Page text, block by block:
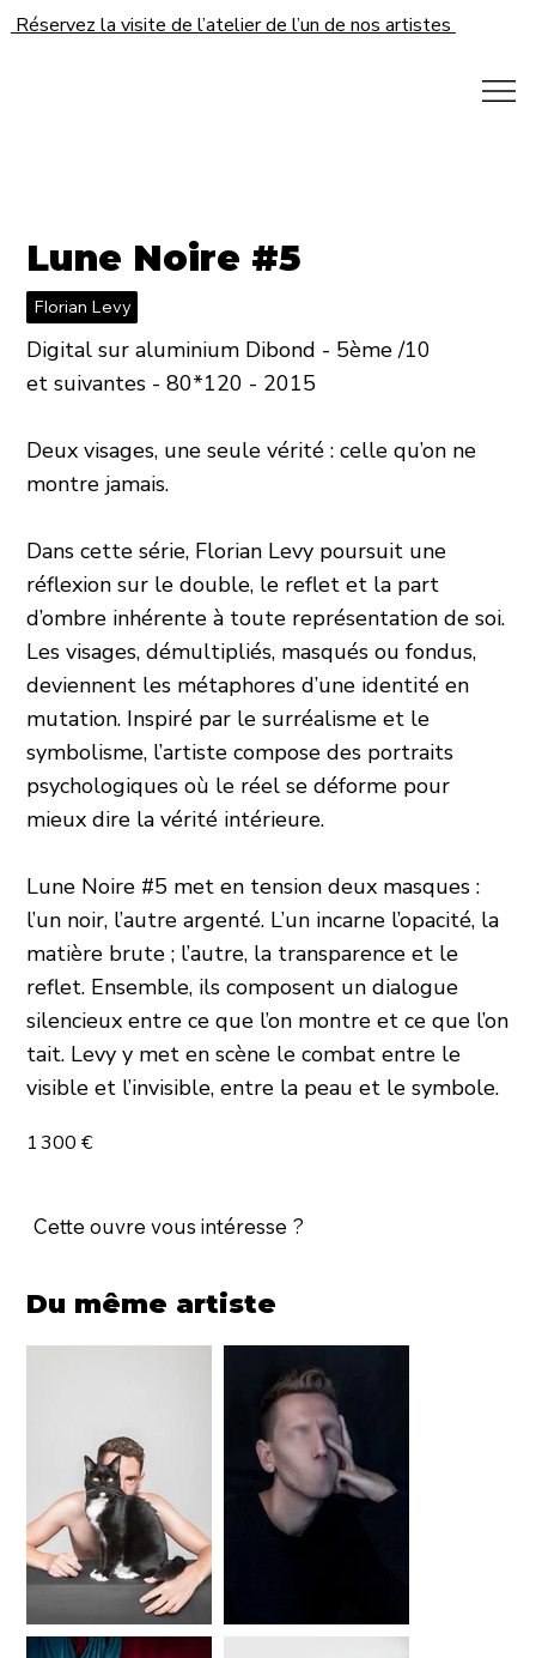
Réservez la visite de l’atelier de l’un de nos artistes
Lune Noire #5
Florian Levy
Digital sur aluminium Dibond - 5ème /10
et suivantes - 80*120 - 2015
Deux visages, une seule vérité : celle qu’on ne
montre jamais.
Dans cette série, Florian Levy poursuit une
réflexion sur le double, le reflet et la part
d’ombre inhérente à toute représentation de soi.
Les visages, démultipliés, masqués ou fondus,
deviennent les métaphores d’une identité en
mutation. Inspiré par le surréalisme et le
symbolisme, l’artiste compose des portraits
psychologiques où le réel se déforme pour
mieux dire la vérité intérieure.
Lune Noire #5 met en tension deux masques :
l’un noir, l’autre argenté. L’un incarne l’opacité, la
matière brute ; l’autre, la transparence et le
reflet. Ensemble, ils composent un dialogue
silencieux entre ce que l’on montre et ce que l’on
tait. Levy y met en scène le combat entre le
visible et l’invisible, entre la peau et le symbole.
1 300 €
Cette ouvre vous intéresse ?
Du même artiste